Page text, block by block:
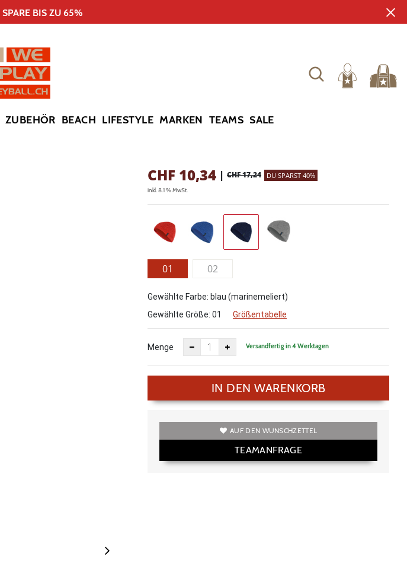
BIS ZU 65%
ZUBEHÖR BEACH LIFESTYLE MARKEN TEAMS SALE
CHF 10,34 | CHF 17,24 DU SPARST 40%
inkl. 8.1 % MwSt.
01 02
Gewählte Farbe: blau (marinemeliert)
Gewählte Größe: 01 Größentabelle
Menge Versandfertig in 4 Werktagen
IN DEN WARENKORB
AUF DEN WUNSCHZETTEL
TEAMANFRAGE